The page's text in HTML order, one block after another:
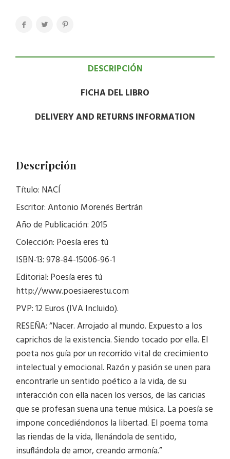
DESCRIPCIÓN
FICHA DEL LIBRO
DELIVERY AND RETURNS INFORMATION
Descripción
Título: NACÍ
Escritor: Antonio Morenés Bertrán
Año de Publicación: 2015
Colección: Poesía eres tú
ISBN-13: 978-84-15006-96-1
Editorial: Poesía eres tú
http://www.poesiaerestu.com
PVP: 12 Euros (IVA Incluido).
RESEÑA: “Nacer. Arrojado al mundo. Expuesto a los
caprichos de la existencia. Siendo tocado por ella. El
poeta nos guía por un recorrido vital de crecimiento
intelectual y emocional. Razón y pasión se unen para
encontrarle un sentido poético a la vida, de su
interacción con ella nacen los versos, de las caricias
que se profesan suena una tenue música. La poesía se
impone concediéndonos la libertad. El poema toma
las riendas de la vida, llenándola de sentido,
insuflándola de amor, creando armonía.”